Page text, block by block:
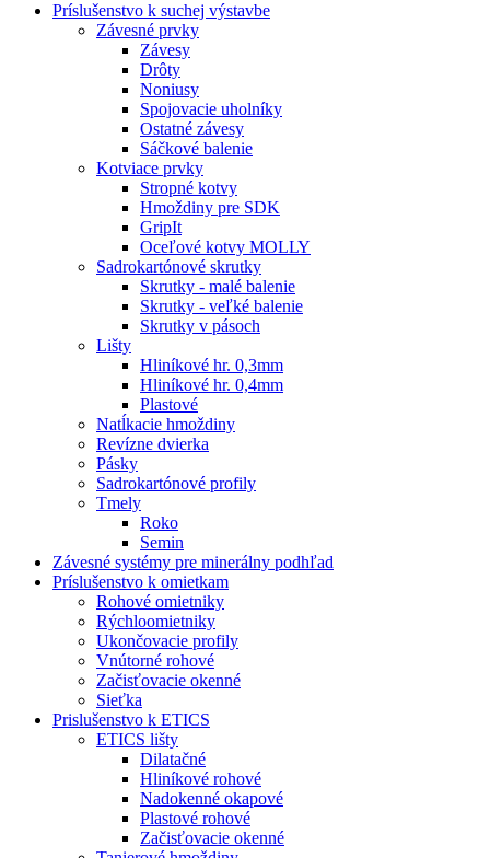
Príslušenstvo k suchej výstavbe
Závesné prvky
Závesy
Drôty
Noniusy
Spojovacie uholníky
Ostatné závesy
Sáčkové balenie
Kotviace prvky
Stropné kotvy
Hmoždiny pre SDK
GripIt
Oceľové kotvy MOLLY
Sadrokartónové skrutky
Skrutky - malé balenie
Skrutky - veľké balenie
Skrutky v pásoch
Lišty
Hliníkové hr. 0,3mm
Hliníkové hr. 0,4mm
Plastové
Natĺkacie hmoždiny
Revízne dvierka
Pásky
Sadrokartónové profily
Tmely
Roko
Semin
Závesné systémy pre minerálny podhľad
Príslušenstvo k omietkam
Rohové omietniky
Rýchloomietniky
Ukončovacie profily
Vnútorné rohové
Začisťovacie okenné
Sieťka
Prislušenstvo k ETICS
ETICS lišty
Dilatačné
Hliníkové rohové
Nadokenné okapové
Plastové rohové
Začisťovacie okenné